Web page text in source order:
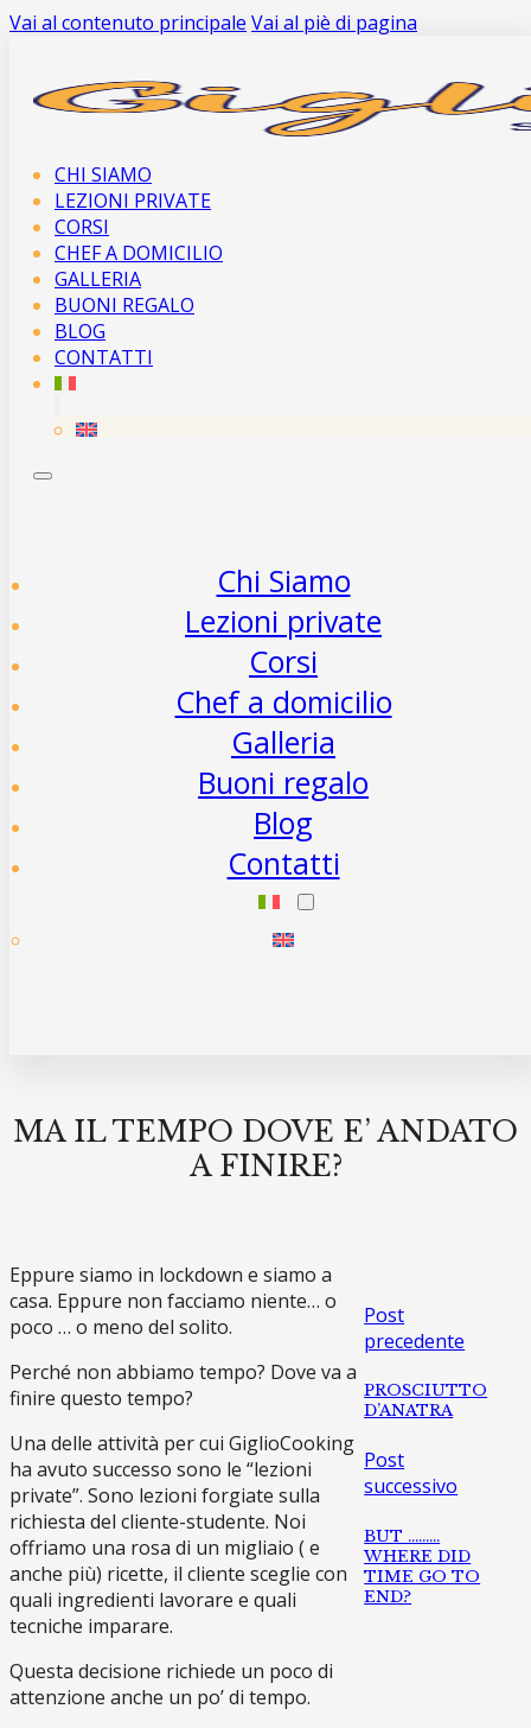
Vai al contenuto principale Vai al piè di pagina
CHI SIAMO
LEZIONI PRIVATE
CORSI
CHEF A DOMICILIO
GALLERIA
BUONI REGALO
BLOG
CONTATTI
Chi Siamo
Lezioni private
Corsi
Chef a domicilio
Galleria
Buoni regalo
Blog
Contatti
MA IL TEMPO DOVE E’ ANDATO
A FINIRE?
Eppure siamo in lockdown e siamo a
casa. Eppure non facciamo niente… o
poco … o meno del solito.
Perché non abbiamo tempo? Dove va a
finire questo tempo?
Una delle attività per cui GiglioCooking
ha avuto successo sono le “lezioni
private”. Sono lezioni forgiate sulla
richiesta del cliente-studente. Noi
offriamo una rosa di un migliaio ( e
anche più) ricette, il cliente sceglie con
quali ingredienti lavorare e quali
tecniche imparare.
Questa decisione richiede un poco di
attenzione anche un po’ di tempo.
Post
precedente
PROSCIUTTO
D’ANATRA
Post
successivo
BUT ………
WHERE DID
TIME GO TO
END?